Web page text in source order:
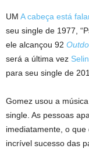
UM A cabeça está
seu single de 1977,
ele alcançou 92
será a última vez
para seu single de
Gomez usou a
single. As pessoas
imediatamente, o
incrível sucesso das